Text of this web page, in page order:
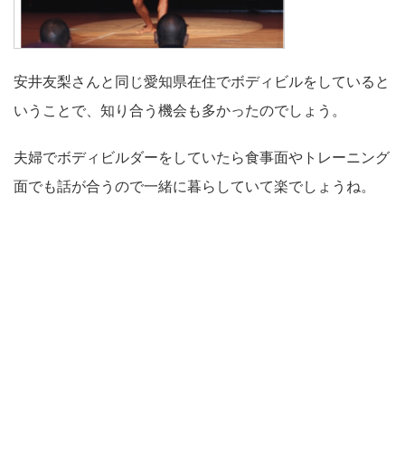
安井友梨さんと同じ愛知県在住でボディビルをしていると
いうことで、知り合う機会も多かったのでしょう。
夫婦でボディビルダーをしていたら食事面やトレーニング
面でも話が合うので一緒に暮らしていて楽でしょうね。